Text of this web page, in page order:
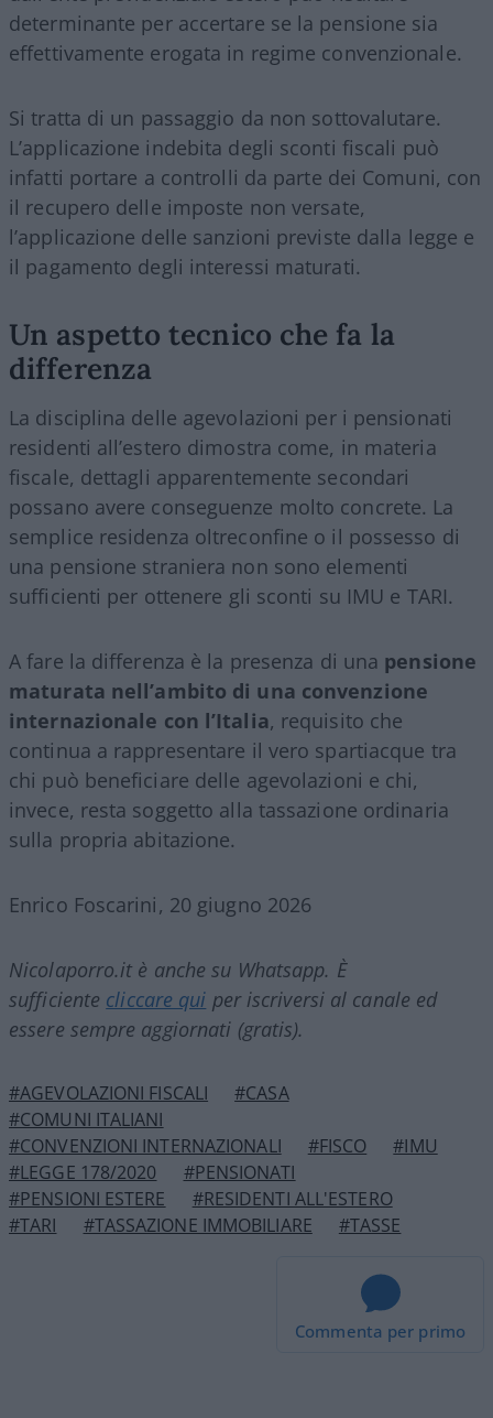
determinante per accertare se la pensione sia
effettivamente erogata in regime convenzionale.
Si tratta di un passaggio da non sottovalutare.
L’applicazione indebita degli sconti fiscali può
infatti portare a controlli da parte dei Comuni, con
il recupero delle imposte non versate,
l’applicazione delle sanzioni previste dalla legge e
il pagamento degli interessi maturati.
Un aspetto tecnico che fa la
differenza
La disciplina delle agevolazioni per i pensionati
residenti all’estero dimostra come, in materia
fiscale, dettagli apparentemente secondari
possano avere conseguenze molto concrete. La
semplice residenza oltreconfine o il possesso di
una pensione straniera non sono elementi
sufficienti per ottenere gli sconti su IMU e TARI.
A fare la differenza è la presenza di una pensione
maturata nell’ambito di una convenzione
internazionale con l’Italia, requisito che
continua a rappresentare il vero spartiacque tra
chi può beneficiare delle agevolazioni e chi,
invece, resta soggetto alla tassazione ordinaria
sulla propria abitazione.
Enrico Foscarini, 20 giugno 2026
Nicolaporro.it è anche su Whatsapp. È
sufficiente cliccare qui per iscriversi al canale ed
essere sempre aggiornati (gratis).
#AGEVOLAZIONI FISCALI
#CASA
#COMUNI ITALIANI
#CONVENZIONI INTERNAZIONALI
#FISCO
#IMU
#LEGGE 178/2020
#PENSIONATI
#PENSIONI ESTERE
#RESIDENTI ALL'ESTERO
#TARI
#TASSAZIONE IMMOBILIARE #TASSE
Commenta per primo